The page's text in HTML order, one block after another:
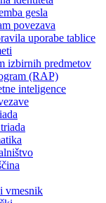
gesla
povezava
uporabe tablice
izbirnih predmetov
(RAP)
inteligence
vmesnik